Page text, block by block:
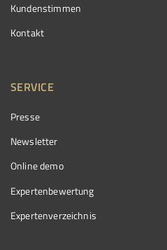
Kundenstimmen
Kontakt
SERVICE
Presse
Newsletter
Online demo
Expertenbewertung
Expertenverzeichnis